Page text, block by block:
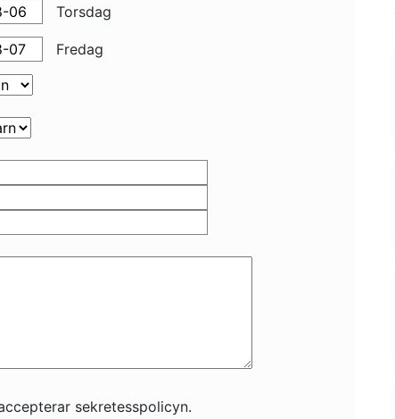
Torsdag
Fredag
sekretesspolicyn.